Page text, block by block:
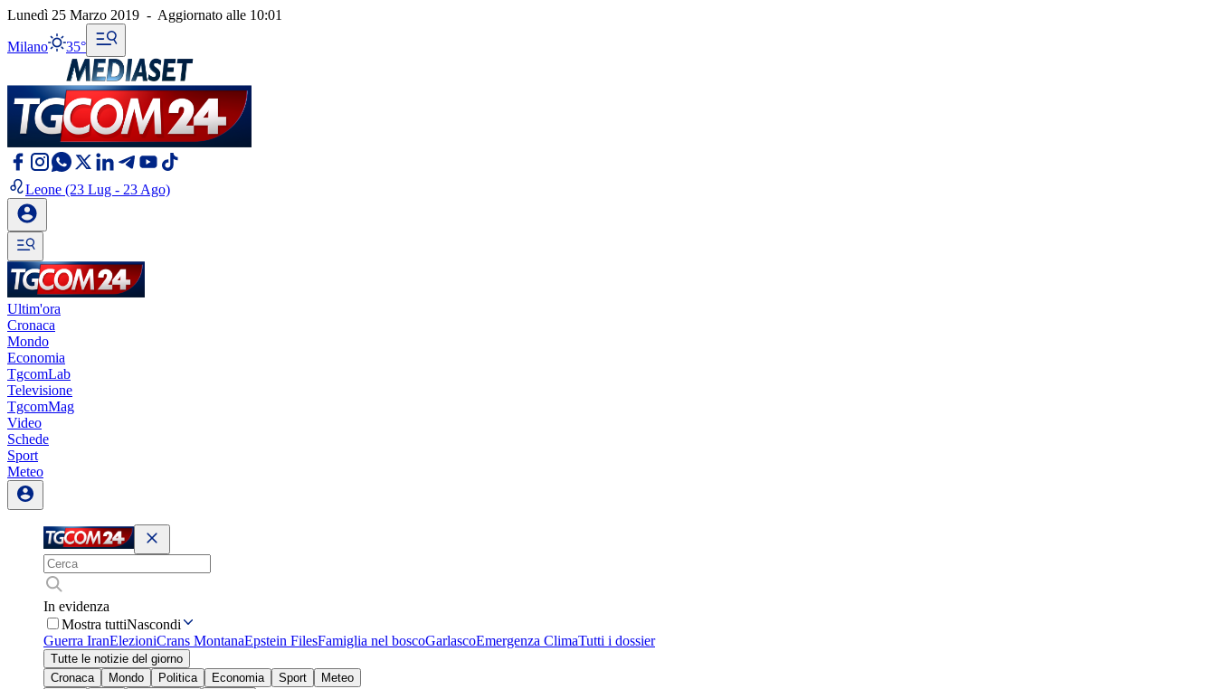
Lunedì 25 Marzo 2019 - Aggiornato alle 10:01
Milano 35°
Leone (23 Lug - 23 Ago)
Ultim'ora
Cronaca
Mondo
Economia
TgcomLab
Televisione
TgcomMag
Video
Schede
Sport
Meteo
In evidenza
Mostra tuttiNascondi
Guerra IranElezioniCrans MontanaEpstein FilesFamiglia nel boscoGarlascoEmergenza ClimaTutti i dossier
Tutte le notizie del giorno
Cronaca
Mondo Politica Economia Sport
Meteo